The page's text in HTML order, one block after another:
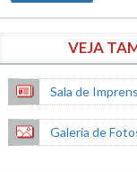
VEJA
Sala de
Galeria de